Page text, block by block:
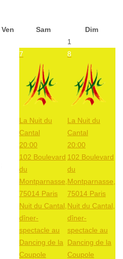
Ven Sam
Dim
1
7
La Nuit du
Cantal
20:00
102 Boulevard
du
Montparnasse,
75014 Paris
Nuit du Cantal,
dîner-
spectacle au
Dancing de la
Coupole
8
La Nuit du
Cantal
20:00
102 Boulevard
du
Montparnasse,
75014 Paris
Nuit du Cantal,
dîner-
spectacle au
Dancing de la
Coupole